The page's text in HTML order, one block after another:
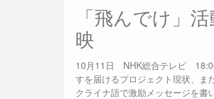
「飛んでけ」
映
10月11日 NHK総合テレビ 18:00
すを届けるプロジェクト現状、ま
クライナ語で激励メッセージを書